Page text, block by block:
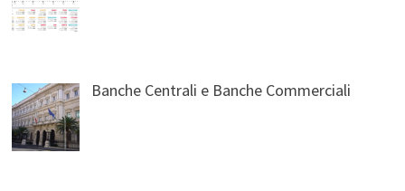
Banche Centrali e Banche Commerciali